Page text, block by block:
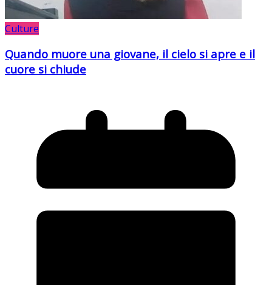
Culture
Quando muore una giovane, il cielo si apre e il
cuore si chiude